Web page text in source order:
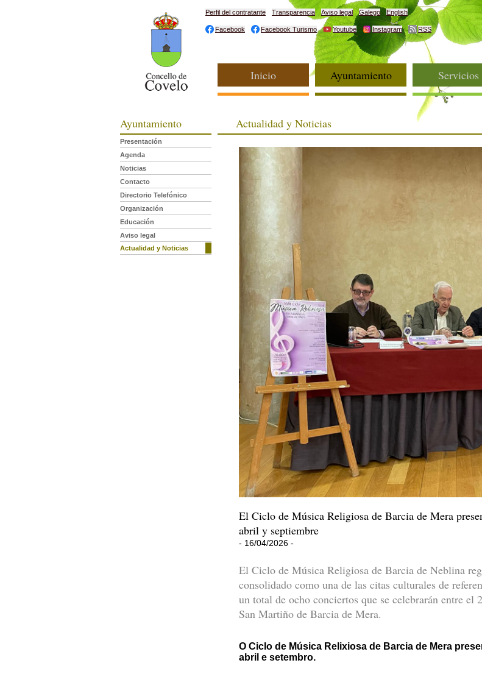
Perfil del contratante Transparencia Aviso legal Galego English
Facebook Facebook Turismo Youtube Instagram RSS
Inicio Ayuntamiento Servicios
Ayuntamiento
Presentación
Agenda
Noticias
Contacto
Directorio Telefónico
Organización
Educación
Aviso legal
Actualidad y Noticias
Actualidad y Noticias
El Ciclo de Música Religiosa de Barcia de Mera
abril y septiembre
- 16/04/2026 -
El Ciclo de Música Religiosa de Barcia de Neblina
consolidado como una de las citas culturales de
un total de ocho conciertos que se celebrarán entre
San Martiño de Barcia de Mera.
O Ciclo de Música Relixiosa de Barcia de Mera
abril e setembro.